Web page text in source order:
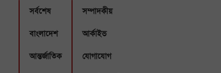
সর্বশেষ
বাংলাদেশ
আন্তর্জাতিক
সম্পাদকীয়
আর্কাইভ
যোগাযোগ